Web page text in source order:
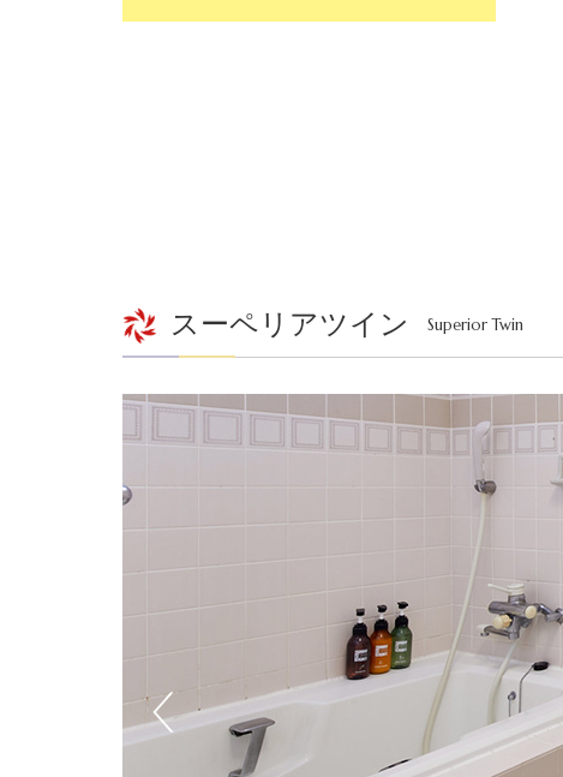
スーペリアツイン Superior Twin